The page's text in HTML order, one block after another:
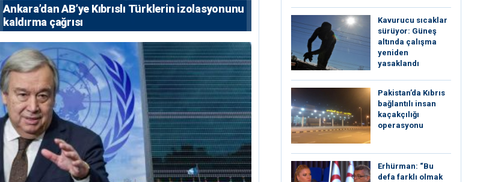
Ankara’dan AB’ye Kıbrıslı Türklerin izolasyonunu
kaldırma çağrısı
Kavurucu sıcaklar
sürüyor: Güneş
altında çalışma
yeniden
yasaklandı
Pakistan’da Kıbrıs
bağlantılı insan
kaçakçılığı
operasyonu
Erhürman: “Bu
defa farklı olmak